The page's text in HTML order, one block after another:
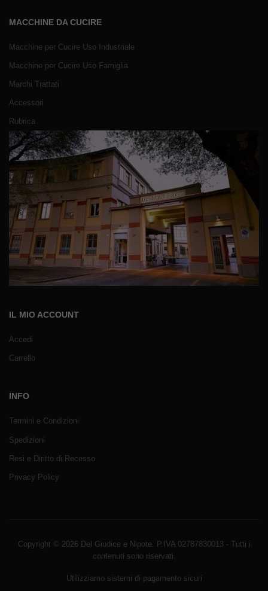
MACCHINE DA CUCIRE
Macchine per Cucire Uso Industriale
Macchine per Cucire Uso Famiglia
Marchi Trattati
Accessori
Rubrica
IL MIO ACCOUNT
Accedi
Carrello
INFO
Termini e Condizioni
Spedizioni
Resi e Diritto di Recesso
Privacy Policy
Copyright © 2026 Del Giudice e Nipote. P.IVA 02787830013 - Tutti i
contenuti sono riservati.
Utilizziamo sistemi di pagamento sicuri